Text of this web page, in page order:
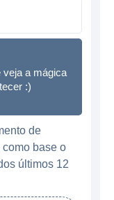
veja a mágica
:)
de
base o
últimos 12